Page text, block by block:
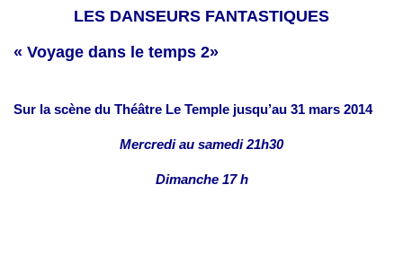
LES DANSEURS FANTASTIQUES
« Voyage dans le temps 2»
Sur la scène du Théâtre Le Temple jusqu’au 31 mars 2014
Mercredi au samedi 21h30
Dimanche 17 h